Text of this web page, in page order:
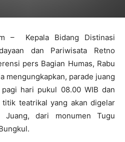
– Kepala Bidang Distinasi
dan Pariwisata Retno
pers Bagian Humas, Rabu
mengungkapkan, parade juang
hari pukul 08.00 WIB dan
titik teatrikal yang akan digelar
Juang, dari monumen Tugu